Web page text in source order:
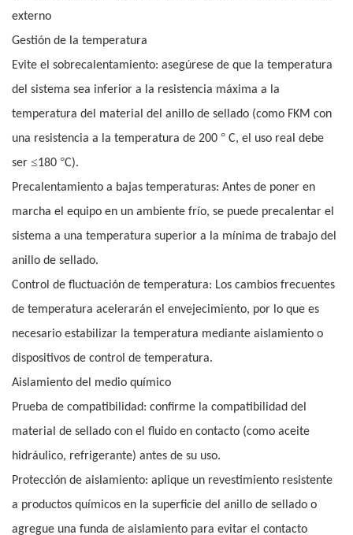
externo
Gestión de la temperatura
Evite el sobrecalentamiento: asegúrese de que la temperatura
del sistema sea inferior a la resistencia máxima a la
temperatura del material del anillo de sellado (como FKM con
una resistencia a la temperatura de 200 ° C, el uso real debe
ser ≤180 °C).
Precalentamiento a bajas temperaturas: Antes de poner en
marcha el equipo en un ambiente frío, se puede precalentar el
sistema a una temperatura superior a la mínima de trabajo del
anillo de sellado.
Control de fluctuación de temperatura: Los cambios frecuentes
de temperatura acelerarán el envejecimiento, por lo que es
necesario estabilizar la temperatura mediante aislamiento o
dispositivos de control de temperatura.
Aislamiento del medio químico
Prueba de compatibilidad: confirme la compatibilidad del
material de sellado con el fluido en contacto (como aceite
hidráulico, refrigerante) antes de su uso.
Protección de aislamiento: aplique un revestimiento resistente
a productos químicos en la superficie del anillo de sellado o
agregue una funda de aislamiento para evitar el contacto